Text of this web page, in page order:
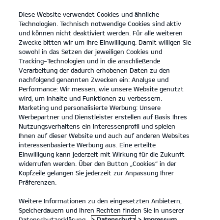
open
menu
KONTAKT
... ANLEITUNGEN
ANLEITUNGEN
Kia EV6 84-kWh-Batterie, Hinterradantrieb Air
(Strom/Reduktionsgetriebe); 168 kW (229 PS): Stromverbrauch
Klasse A. Bis zu 582 km Reichweite.
Diese Website verwendet Cookies und ähnliche
Technologien. Technisch notwendige Cookies sind aktiv
und können nicht deaktiviert werden. Für alle weiteren
Zwecke bitten wir um Ihre Einwilligung. Damit willigen Sie
sowohl in das Setzen der jeweiligen Cookies und
Tracking-Technologien und in die anschließende
Verarbeitung der dadurch erhobenen Daten zu den
nachfolgend genannten Zwecken ein: Analyse und
Performance: Wir messen, wie unsere Website genutzt
wird, um Inhalte und Funktionen zu verbessern.
Marketing und personalisierte Werbung: Unsere
Werbepartner und Dienstleister erstellen auf Basis Ihres
Nutzungsverhaltens ein Interessenprofil und spielen
Ihnen auf dieser Website und auch auf anderen Websites
interessenbasierte Werbung aus. Eine erteilte
Einwilligung kann jederzeit mit Wirkung für die Zukunft
widerrufen werden. Über den Button „Cookies“ in der
Kopfzeile gelangen Sie jederzeit zur Anpassung Ihrer
Präferenzen.
Weitere Informationen zu den eingesetzten Anbietern,
Speicherdauern und Ihren Rechten finden Sie in unserer